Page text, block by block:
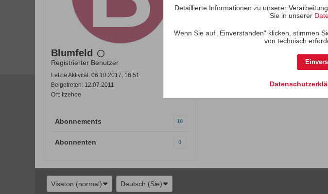
Blumfeld
Registrierter Benutzer
Letzte Aktivität: 06.10.2017, 16:51
Beigetreten: 12.07.2011
Ort: Itzehoe
Abonnements 10
Abonnenten 0
Visaton (normal) Deutsch (Sie)
Detaillierte Informationen zu unserer
Sie in unserer
Wenn Sie auf „Einverstanden“ klicken, stimmen
von technisch